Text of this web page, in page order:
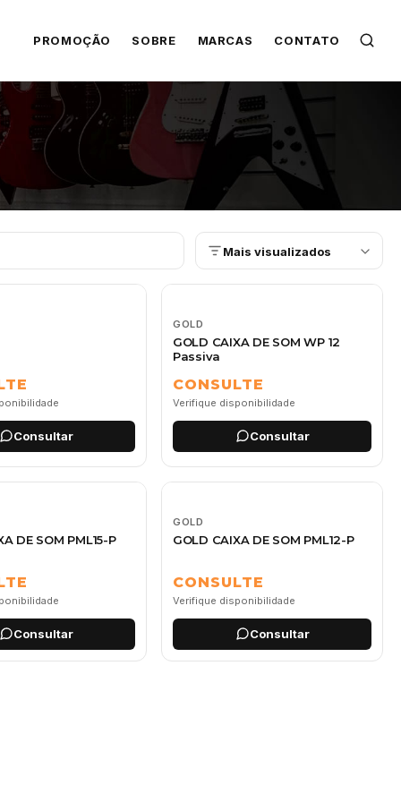
PROMOÇÃO SOBRE MARCAS CONTATO
Mais visualizados
Consultar
GOLD
GOLD CAIXA DE SOM WP 12
Passiva
CONSULTE
Verifique disponibilidade
Consultar
DE SOM PML15-P
Consultar
GOLD
GOLD CAIXA DE SOM PML12-P
CONSULTE
Verifique disponibilidade
Consultar